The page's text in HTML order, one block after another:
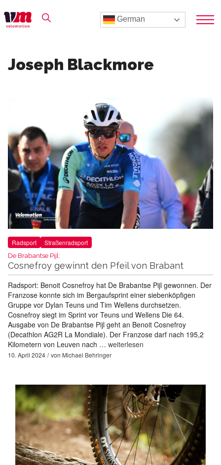
German
Joseph Blackmore
Radsport Straßenradsport
De Brabantse Pijl:
Cosnefroy gewinnt den Pfeil von Brabant
Radsport: Benoit Cosnefroy hat De Brabantse Pijl gewonnen. Der
Franzose konnte sich im Bergaufsprint einer siebenköpfigen
Gruppe vor Dylan Teuns und Tim Wellens durchsetzen.
Cosnefroy siegt im Sprint vor Teuns und Wellens Die 64.
Ausgabe von De Brabantse Pijl geht an Benoit Cosnefroy
(Decathlon AG2R La Mondiale). Der Franzose darf nach 195,2
Kilometern von Leuven nach … weiterlesen
10. April 2024 von Michael Behringer